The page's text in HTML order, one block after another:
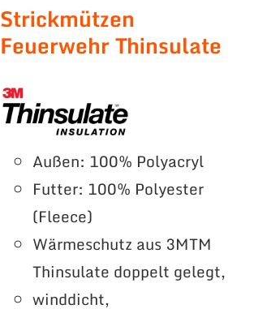
Strickmützen
Feuerwehr Thinsulate
Außen: 100% Polyacryl
Futter: 100% Polyester
(Fleece)
Wärmeschutz aus 3MTM
Thinsulate doppelt gelegt,
winddicht,